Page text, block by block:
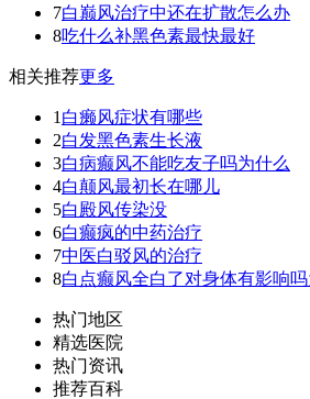
7白巅风治疗中还在扩散怎么办
8吃什么补黑色素最快最好
相关推荐更多
1 白癞风症状有哪些
2白发黑色素生长液
3白病癫风不能吃友子吗为什么
4白颠风最初长在哪儿
5白殿风传染没
6白癫疯的中药治疗
7中医白驳风的治疗
8白点癫风全白了对身体有影响
热门地区
精选医院
热门资讯
推荐百科